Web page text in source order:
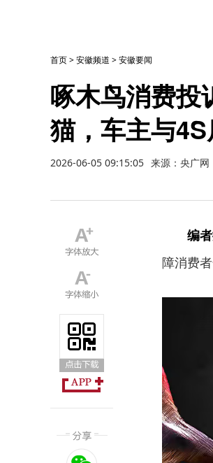
首页>安徽频道 >安徽要闻
啄木鸟消费投
猫，车主与
2026-06-05 09:15:05 来源：央广网
编
障消费